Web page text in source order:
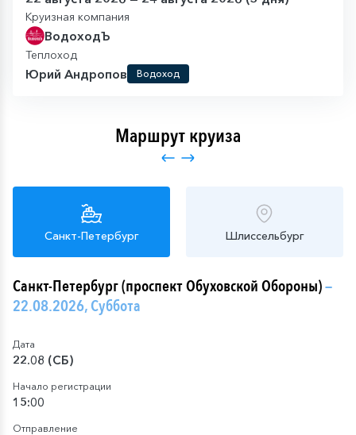
Круизная компания
ВодоходЪ
Теплоход
Юрий Андропов Водоход
Маршрут круиза
Санкт-Петербург Шлиссельбург
Санкт-Петербург (проспект Обуховской Обороны)—
22.08.2026, Суббота
Дата
22.08 (СБ)
Начало регистрации
15:00
Отправление